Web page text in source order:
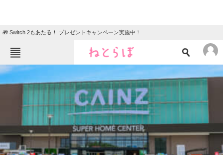
🎁 Switch 2もあたる！ プレゼントキャンペーン実施中！
ねとらぼメニュー
TOP ニュース
クイズ
住まい 教育・育児